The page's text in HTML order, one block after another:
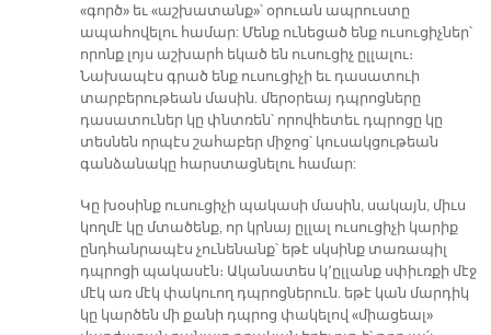
«գործ» եւ «աշխատանք»՝ օրուան ապրուստը
ապահովելու համար: Մենք ունեցած ենք ուսուցիչներ՝
որոնք լոյս աշխարհ եկած են ուսուցիչ ըլլալու։
Նախապէս գրած ենք ուսուցիչի եւ դասատուի
տարբերութեան մասին. մերօրեայ դպրոցները
դասատուներ կը փնտռեն՝ որովհետեւ դպրոցը կը
տեսնեն որպէս շահաբեր միջոց՝ կուսակցութեան
գանձանակը հարստացնելու համար:
Կը խօսինք ուսուցիչի պակասի մասին, սակայն, միւս
կողմէ կը մտածենք, որ կրնայ ըլլալ ուսուցիչի կարիք
ընդհանրապէս չունենանք՝ եթէ սկսինք տառապիլ
դպրոցի պակասէն։ Ականատես կ՚ըլլանք սփիւռքի մէջ
մէկ առ մէկ փակուող դպրոցներուն. եթէ կան մարդիկ
կը կարծեն մի քանի դպրոց փակելով «միացեալ»